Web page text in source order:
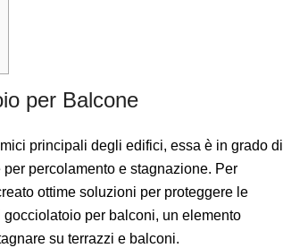
per Balcone
principali degli edifici, essa è in grado di
percolamento e stagnazione. Per
ottime soluzioni per proteggere le
per balconi, un elemento
su terrazzi e balconi.